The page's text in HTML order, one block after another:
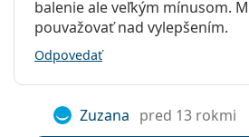
balenie ale veľkým mínusom.
pouvažovať nad vylepšením.
Odpovedať
Zuzana pred 13 rokmi